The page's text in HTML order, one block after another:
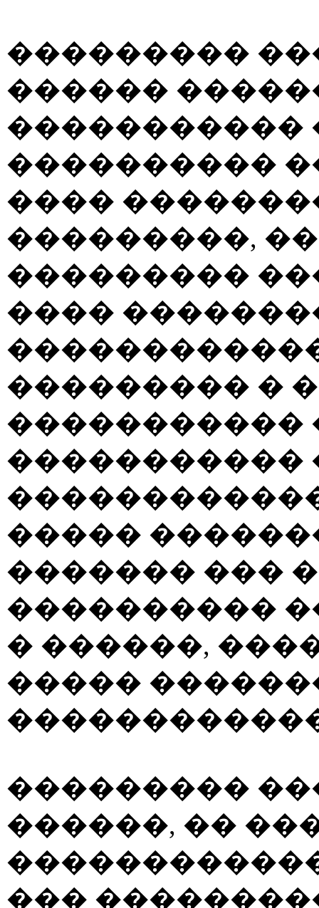
���������
������
�����������
����������
����
���������,
���������
����
��������� �
�����������
�����������
�����
������� ���
����������
� ������,
�����
���������
������, ��
���